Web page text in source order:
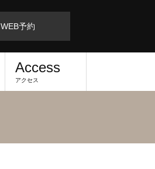
WEB予約
Access
アクセス